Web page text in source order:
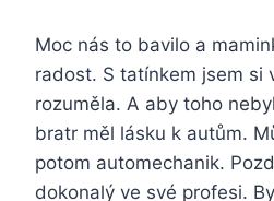
Moc nás to bavilo a
radost. S tatínkem jsem si
rozuměla. A aby toho
bratr měl lásku k autům.
potom automechanik.
dokonalý ve své profesi.